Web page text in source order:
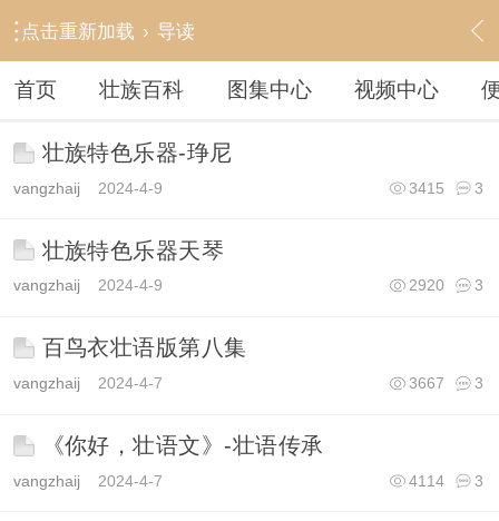
点击重新加载 › 导读
首页 壮族百科 图集中心 视频中心
壮族特色乐器-琤尼
vangzhaij 2024-4-9 3
3415
壮族特色乐器天琴
vangzhaij 2024-4-9 3
2920
百鸟衣壮语版第八集
vangzhaij 2024-4-7 3
3667
《你好，壮语文》-壮语传承
vangzhaij 2024-4-7 3
4114